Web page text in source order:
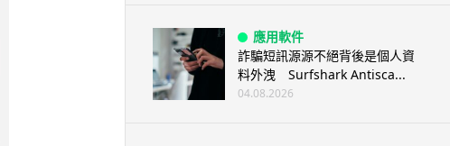
應用軟件
詐騙短訊源源不絕背後是個人資
料外洩 Surfshark Antisca...
04.08.2026